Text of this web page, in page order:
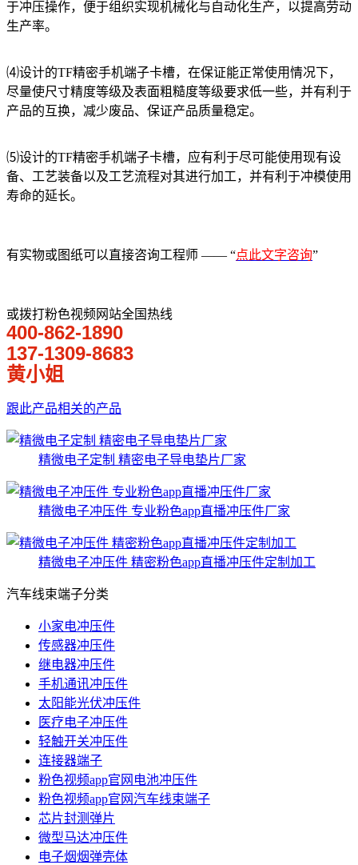
于冲压操作，便于组织实现机械化与自动化生产，以提高劳动
生产率。
⑷设计的TF精密手机端子卡槽，在保证能正常使用情况下，
尽量使尺寸精度等级及表面粗糙度等级要求低一些，并有利于
产品的互换，减少废品、保证产品质量稳定。
⑸设计的TF精密手机端子卡槽，应有利于尽可能使用现有设
备、工艺装备以及工艺流程对其进行加工，并有利于冲模使用
寿命的延长。
有实物或图纸可以直接咨询工程师 —— “点此文字咨询”
或拨打粉色视频网站全国热线
400-862-1890
137-1309-8683
黄小姐
跟此产品相关的产品
精微电子定制 精密电子导电垫片厂家
精微电子冲压件 专业粉色app直播冲压件厂家
精微电子冲压件 精密粉色app直播冲压件定制加工
汽车线束端子分类
小家电冲压件
传感器冲压件
继电器冲压件
手机通讯冲压件
太阳能光伏冲压件
医疗电子冲压件
轻触开关冲压件
连接器端子
粉色视频app官网电池冲压件
粉色视频app官网汽车线束端子
芯片封测弹片
微型马达冲压件
电子烟烟弹壳体